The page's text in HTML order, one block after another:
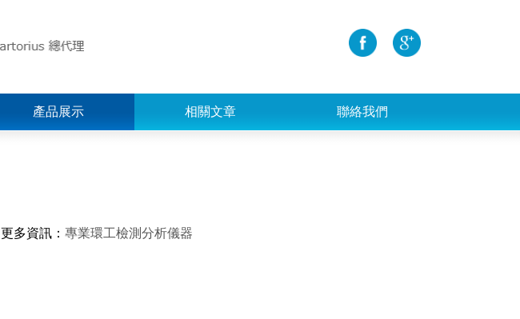
產品展示 相關文章 聯絡我們
更多資訊： 專業環工檢測分析儀器